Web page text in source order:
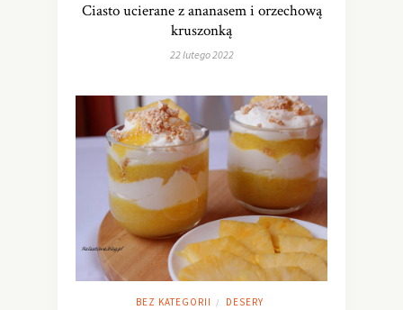
Ciasto ucierane z ananasem i orzechową
kruszonką
22 lutego 2022
BEZ KATEGORII / DESERY